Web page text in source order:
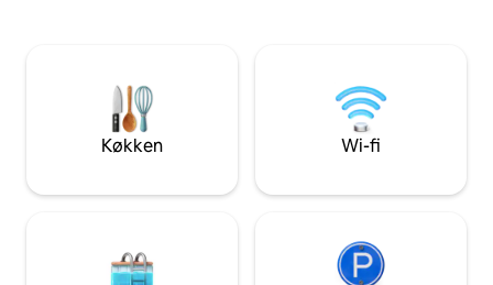
tilbyder den perfekte blanding af
komfort og beliggenhed til din Montana-
ferie. Har du brug for at arbejde
hjemmefra? Vi har
arbejdsområde.
drikker kaffe på
gå forbi eller
en vandretur i
dit ophold være
Køkken Wi-fi